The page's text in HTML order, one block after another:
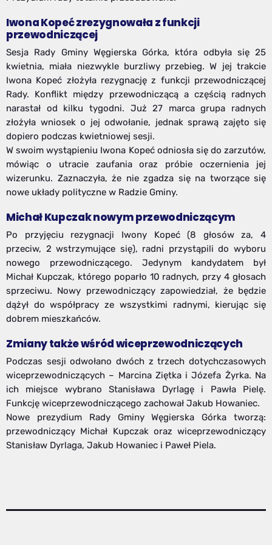
Iwona Kopeć zrezygnowała z funkcji
przewodniczącej
Sesja Rady Gminy Węgierska Górka, która odbyła się 25
kwietnia, miała niezwykle burzliwy przebieg. W jej trakcie
Iwona Kopeć złożyła rezygnację z funkcji przewodniczącej
Rady. Konflikt między przewodniczącą a częścią radnych
narastał od kilku tygodni. Już 27 marca grupa radnych
złożyła wniosek o jej odwołanie, jednak sprawą zajęto się
dopiero podczas kwietniowej sesji.
W swoim wystąpieniu Iwona Kopeć odniosła się do zarzutów,
mówiąc o utracie zaufania oraz próbie oczernienia jej
wizerunku. Zaznaczyła, że nie zgadza się na tworzące się
nowe układy polityczne w Radzie Gminy.
Michał Kupczak nowym przewodniczącym
Po przyjęciu rezygnacji Iwony Kopeć (8 głosów za, 4
przeciw, 2 wstrzymujące się), radni przystąpili do wyboru
nowego przewodniczącego. Jedynym kandydatem był
Michał Kupczak, którego poparło 10 radnych, przy 4 głosach
sprzeciwu. Nowy przewodniczący zapowiedział, że będzie
dążył do współpracy ze wszystkimi radnymi, kierując się
dobrem mieszkańców.
Zmiany także wśród wiceprzewodniczących
Podczas sesji odwołano dwóch z trzech dotychczasowych
wiceprzewodniczących – Marcina Ziętka i Józefa Żyrka. Na
ich miejsce wybrano Stanisława Dyrlagę i Pawła Pielę.
Funkcję wiceprzewodniczącego zachował Jakub Howaniec.
Nowe prezydium Rady Gminy Węgierska Górka tworzą:
przewodniczący Michał Kupczak oraz wiceprzewodniczący
Stanisław Dyrlaga, Jakub Howaniec i Paweł Piela.